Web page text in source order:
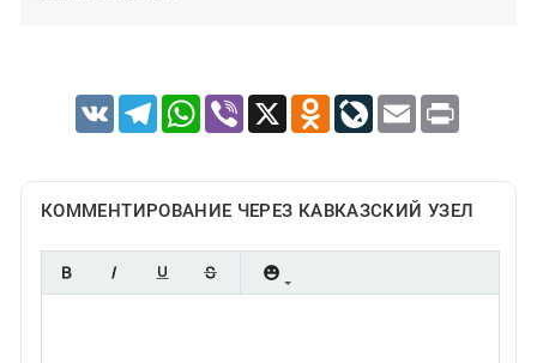
VK TelegramWhatsApp
Viber X Odnoklassniki
LiveJournal
Email Print
КОММЕНТИРОВАНИЕ ЧЕРЕЗ КАВКАЗСКИЙ УЗЕЛ